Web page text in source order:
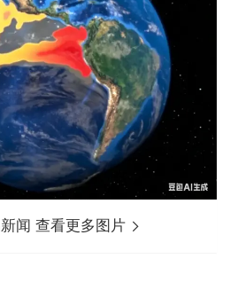
闻 查看更多图片